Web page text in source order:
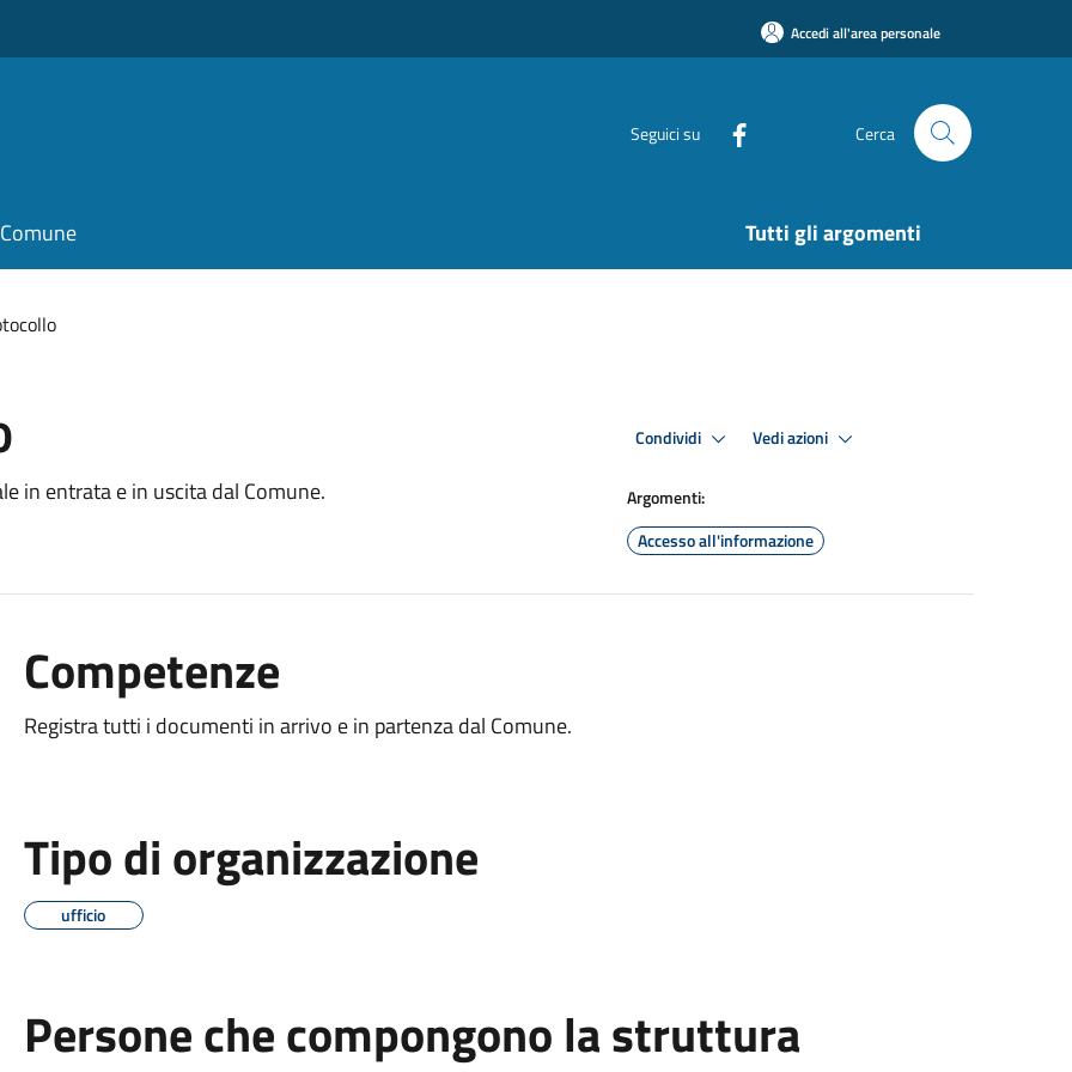
Accedi all'area personale
Seguici su Cerca
Tutti gli argomenti
in entrata e in uscita dal Comune.
Condividi Vedi azioni
Argomenti:
Accesso all'informazione
Competenze
Registra tutti i documenti in arrivo e in partenza dal Comune.
Tipo di organizzazione
ufficio
Persone che compongono la struttura